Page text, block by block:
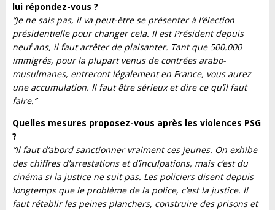
lui répondez-vous ?
“Je ne sais pas, il va peut-être se présenter à l’élection
présidentielle pour changer cela. Il est Président depuis
neuf ans, il faut arrêter de plaisanter. Tant que 500.000
immigrés, pour la plupart venus de contrées arabo-
musulmanes, entreront légalement en France, vous aurez
une accumulation. Il faut être sérieux et dire ce qu’il faut
faire.”
Quelles mesures proposez-vous après les violences PSG
?
“Il faut d’abord sanctionner vraiment ces jeunes. On exhibe
des chiffres d’arrestations et d’inculpations, mais c’est du
cinéma si la justice ne suit pas. Les policiers disent depuis
longtemps que le problème de la police, c’est la justice. Il
faut rétablir les peines planchers, construire des prisons et